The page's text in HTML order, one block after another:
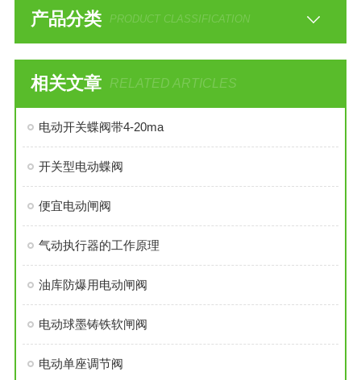
产品分类 PRODUCT CLASSIFICATION
相关文章 RELATED ARTICLES
电动开关蝶阀带4-20ma
开关型电动蝶阀
便宜电动闸阀
气动执行器的工作原理
油库防爆用电动闸阀
电动球墨铸铁软闸阀
电动单座调节阀